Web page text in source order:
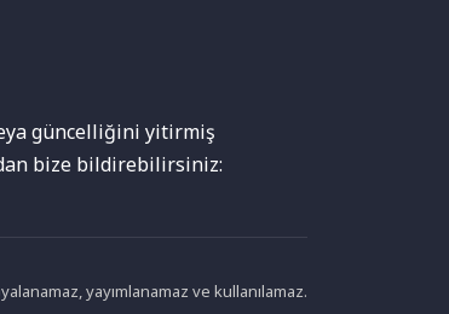
güncelliğini yitirmiş
bize bildirebilirsiniz:
yayımlanamaz ve kullanılamaz.